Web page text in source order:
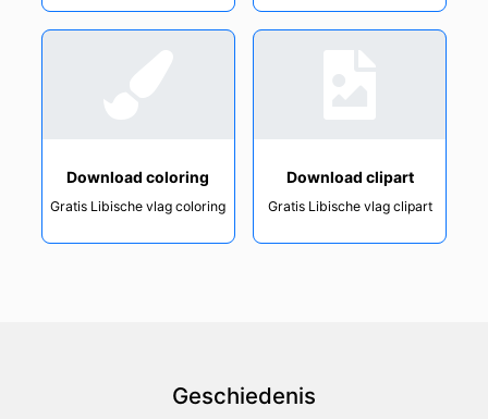
Download coloring
Gratis Libische vlag coloring
Download clipart
Gratis Libische vlag clipart
Geschiedenis